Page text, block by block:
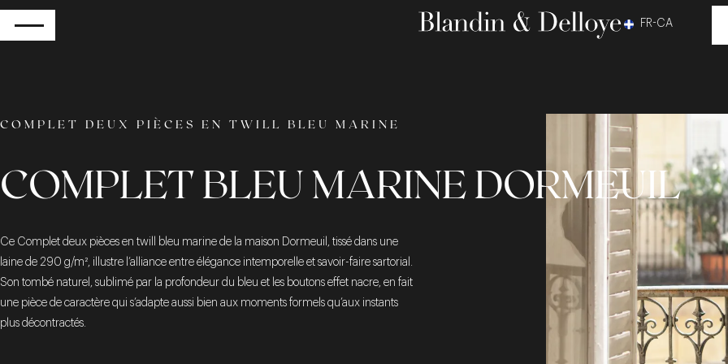
FR-CA
COMPLET DEUX PIÈCES EN TWILL BLEU MARINE
COMPLET BLEU MARINE DORMEUIL
Ce Complet deux pièces en twill bleu marine de la maison Dormeuil, tissé dans une
laine de 290 g/m², illustre l’alliance entre élégance intemporelle et savoir-faire sartorial.
Son tombé naturel, sublimé par la profondeur du bleu et les boutons effet nacre, en fait
une pièce de caractère qui s’adapte aussi bien aux moments formels qu’aux instants
plus décontractés.